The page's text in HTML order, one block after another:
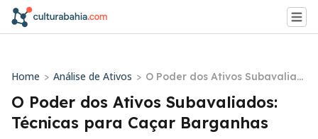
Home > Análise de Ativos > O Poder dos Ativos Subavaliad
os: Técnicas para Caçar Barga
nhas
O Poder dos Ativos Subavaliados:
Técnicas para Caçar Barganhas